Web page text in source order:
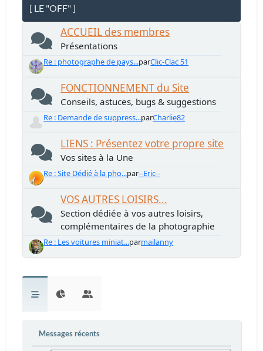
[ LE "OFF" ]
ACCUEIL des membres
Présentations
Re : photographe de pays...parClic-Clac 51
FONCTIONNEMENT du Site
Conseils, astuces, bugs & suggestions
Re : Demande de suppress...parCharlie82
LIENS : Présentez votre propre site
Vos sites à la Une
Re : Site Dédié à la pho...par--Eric--
VOS AUTRES LOISIRS...
Section dédiée à vos autres loisirs,
complémentaires de la photographie
Re : Les voitures miniat...parmailanny
Messages récents